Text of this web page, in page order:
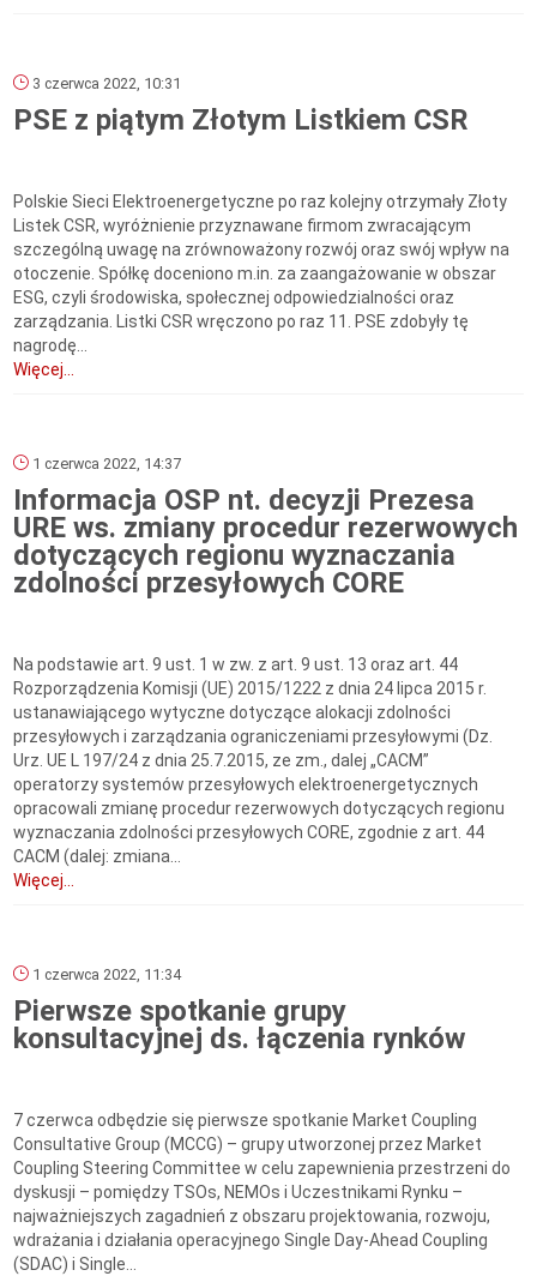
3 czerwca 2022, 10:31
PSE z piątym Złotym Listkiem CSR
Polskie Sieci Elektroenergetyczne po raz kolejny otrzymały Złoty
Listek CSR, wyróżnienie przyznawane firmom zwracającym
szczególną uwagę na zrównoważony rozwój oraz swój wpływ na
otoczenie. Spółkę doceniono m.in. za zaangażowanie w obszar
ESG, czyli środowiska, społecznej odpowiedzialności oraz
zarządzania. Listki CSR wręczono po raz 11. PSE zdobyły tę
nagrodę...
Więcej...
1 czerwca 2022, 14:37
Informacja OSP nt. decyzji Prezesa
URE ws. zmiany procedur rezerwowych
dotyczących regionu wyznaczania
zdolności przesyłowych CORE
Na podstawie art. 9 ust. 1 w zw. z art. 9 ust. 13 oraz art. 44
Rozporządzenia Komisji (UE) 2015/1222 z dnia 24 lipca 2015 r.
ustanawiającego wytyczne dotyczące alokacji zdolności
przesyłowych i zarządzania ograniczeniami przesyłowymi (Dz.
Urz. UE L 197/24 z dnia 25.7.2015, ze zm., dalej „CACM”
operatorzy systemów przesyłowych elektroenergetycznych
opracowali zmianę procedur rezerwowych dotyczących regionu
wyznaczania zdolności przesyłowych CORE, zgodnie z art. 44
CACM (dalej: zmiana...
Więcej...
1 czerwca 2022, 11:34
Pierwsze spotkanie grupy
konsultacyjnej ds. łączenia rynków
7 czerwca odbędzie się pierwsze spotkanie Market Coupling
Consultative Group (MCCG) – grupy utworzonej przez Market
Coupling Steering Committee w celu zapewnienia przestrzeni do
dyskusji – pomiędzy TSOs, NEMOs i Uczestnikami Rynku –
najważniejszych zagadnień z obszaru projektowania, rozwoju,
wdrażania i działania operacyjnego Single Day-Ahead Coupling
(SDAC) i Single...